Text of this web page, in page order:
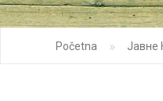
Početna » Јавне